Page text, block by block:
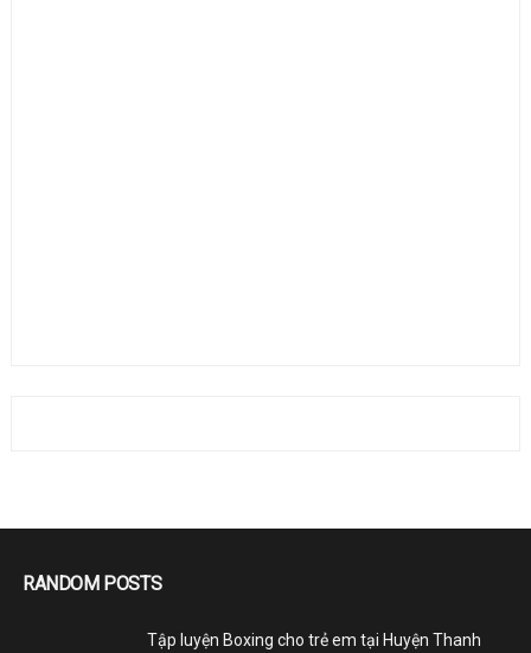
RANDOM POSTS
Tập luyện Boxing cho trẻ em tại Huyện Thanh